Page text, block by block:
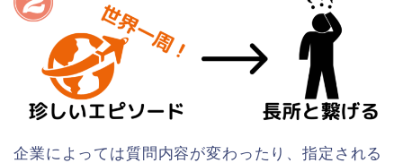
企業によっては質問内容が変わったり、指定される